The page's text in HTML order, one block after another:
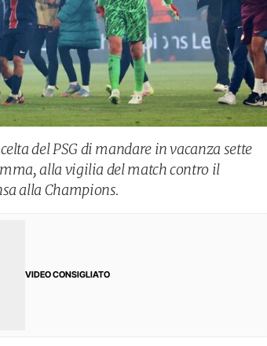
del PSG di mandare in vacanza sette
alla vigilia del match contro il
alla Champions.
VIDEO CONSIGLIATO